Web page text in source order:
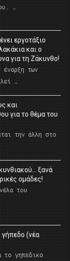
…
εργοτάξιο
και ο
για τη Ζάκυνθο!
έναρξη των
…
και
για το θέμα του
την άλλη στο
ξανά
ομάδες!
του
γήπεδο (νέα
το γηπεδικο